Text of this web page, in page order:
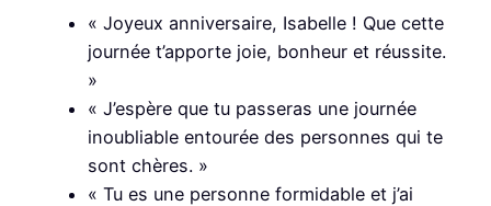
« Joyeux anniversaire, Isabelle ! Que cette
journée t’apporte joie, bonheur et réussite.
»
« J’espère que tu passeras une journée
inoubliable entourée des personnes qui te
sont chères. »
« Tu es une personne formidable et j’ai